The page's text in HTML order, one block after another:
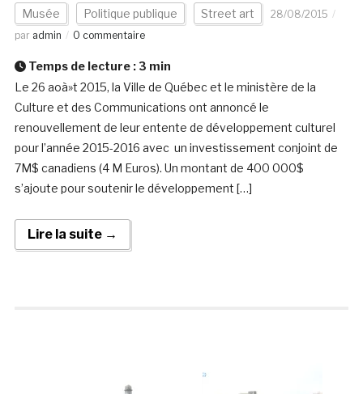
Musée Politique publique Street art
28/08/2015
par admin 0 commentaire
Temps de lecture : 3 min
Le 26 aoà»t 2015, la Ville de Québec et le ministère de la
Culture et des Communications ont annoncé le
renouvellement de leur entente de développement culturel
pour l’année 2015-2016 avec un investissement conjoint de
7M$ canadiens (4 M Euros). Un montant de 400 000$
s’ajoute pour soutenir le développement […]
Lire la suite →